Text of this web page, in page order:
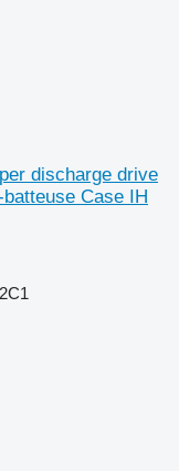
discharge drive
Case IH